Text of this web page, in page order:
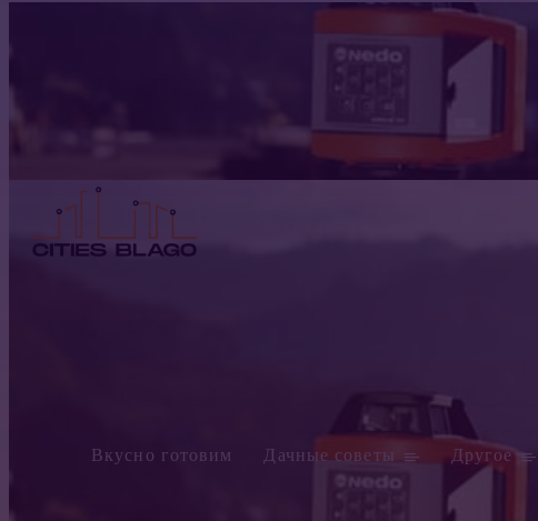
Вкусно готовим Дачные советы Другое